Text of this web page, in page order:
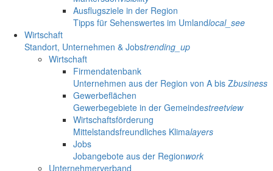
Ausflugsziele in der Region
Tipps für Sehenswertes im Umlandlocal_see
Wirtschaft
Standort, Unternehmen & Jobstrending_up
Wirtschaft
Firmendatenbank
Unternehmen aus der Region von A bis Zbusiness
Gewerbeflächen
Gewerbegebiete in der Gemeindestreetview
Wirtschaftsförderung
Mittelstandsfreundliches Klimalayers
Jobs
Jobangebote aus der Regionwork
Unternehmerverband